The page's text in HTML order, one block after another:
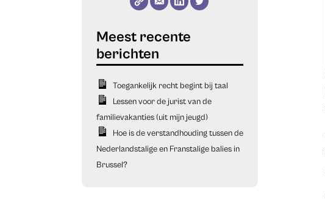
Toegankelijk recht begint bij taal
Lessen voor de jurist van de
familievakanties (uit mijn jeugd)
Hoe is de verstandhouding tussen de
Nederlandstalige en Franstalige balies in
Brussel?